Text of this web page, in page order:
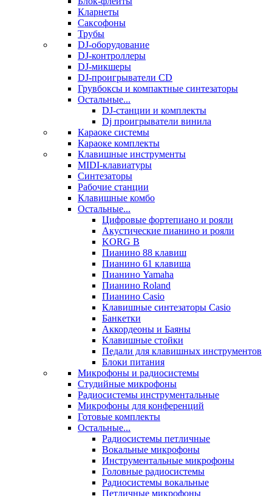
Кларнеты
Саксофоны
Трубы
DJ-оборудование
DJ-контроллеры
DJ-микшеры
DJ-проигрыватели CD
Грувбоксы и компактные синтезаторы
Остальные...
DJ-станции и комплекты
Dj проигрыватели винила
Караоке системы
Караоке комплекты
Клавишные инструменты
MIDI-клавиатуры
Синтезаторы
Рабочие станции
Клавишные комбо
Остальные...
Цифровые фортепиано и рояли
Акустические пианино и рояли
KORG B
Пианино 88 клавиш
Пианино 61 клавиша
Пианино Yamaha
Пианино Roland
Пианино Casio
Клавишные синтезаторы Casio
Банкетки
Аккордеоны и Баяны
Клавишные стойки
Педали для клавишных инструментов
Блоки питания
Микрофоны и радиосистемы
Студийные микрофоны
Радиосистемы инструментальные
Микрофоны для конференций
Готовые комплекты
Остальные...
Радиосистемы петличные
Вокальные микрофоны
Инструментальные микрофоны
Головные радиосистемы
Радиосистемы вокальные
Петличные микрофоны